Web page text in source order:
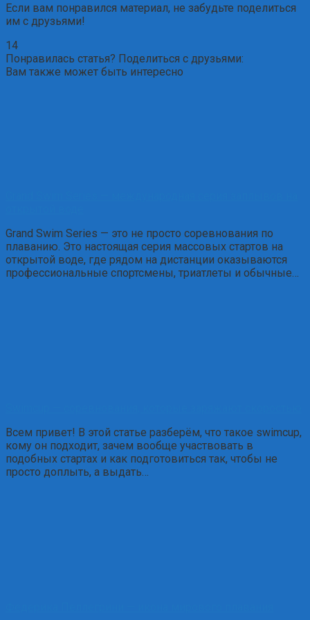
Если вам понравился материал, не забудьте поделиться
им с друзьями!
14
Понравилась статья? Поделиться с друзьями:
Вам также может быть интересно
Grand Swim Series — это не просто соревнования по
плаванию. Это настоящая серия массовых стартов на
открытой воде, где рядом на дистанции оказываются
профессиональные спортсмены, триатлеты и обычные…
Всем привет! В этой статье разберём, что такое swimcup,
кому он подходит, зачем вообще участвовать в
подобных стартах и как подготовиться так, чтобы не
просто доплыть, а выдать…